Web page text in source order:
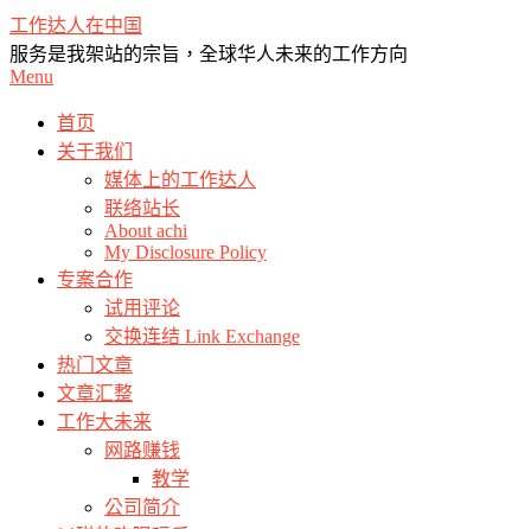
Skip
to
content
工作达人在中国
服务是我架站的宗旨，全球华人未来的工作方向
Primary
Menu
Menu
首页
关于我们
媒体上的工作达人
联络站长
About achi
My Disclosure Policy
专案合作
试用评论
交换连结 Link Exchange
热门文章
文章汇整
工作大未来
网路赚钱
教学
公司简介